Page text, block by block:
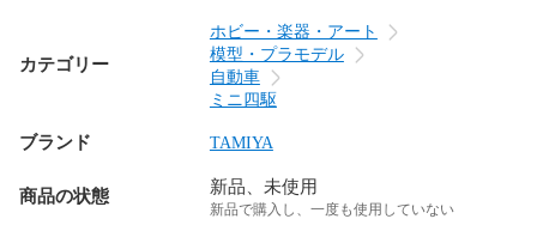
カテゴリー
ホビー・楽器・アート
模型・プラモデル
自動車
ミニ四駆
ブランド TAMIYA
商品の状態 新品、未使用
新品で購入し、一度も使用していない